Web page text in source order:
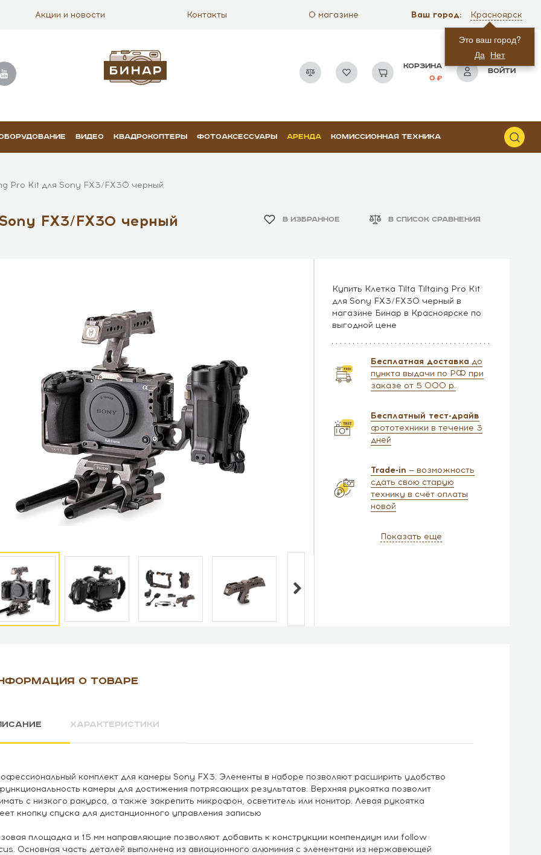
Акции и новости Контакты О магазине Ваш город:
Это ваш город?
Да Нет
Красноярск
КОРЗИНА
0
ВОЙТИ
ВИДЕО КВАДРОКОПТЕРЫ ФОТОАКСЕССУАРЫ АРЕНДА КОМИССИОННАЯ ТЕХНИКА
Pro Kit для Sony FX3/FX30 черный
FX3/FX30 черный В ИЗБРАННОЕ В СПИСОК СРАВНЕНИЯ
Купить Клетка Tilta Tiltaing Pro Kit
для Sony FX3/FX30 черный в
магазине Бинар в Красноярске по
выгодной цене
Бесплатная доставка до
пункта выдачи по РФ при
заказе от 5 000 р.
Бесплатный тест-драйв
фототехники в течение 3
дней
Trade-in — возможность
сдать свою старую
технику в счёт оплаты
новой
Показать еще
О ТОВАРЕ
ХАРАКТЕРИСТИКИ
комплект для камеры Sony FX3. Элементы в наборе позволяют расширить удобство
камеры для достижения потрясающих результатов. Верхняя рукоятка позволит
с низкого ракурса, а также закрепить микрофон, осветитель или монитор. Левая рукоятка
кнопку спуска для дистанционного управления записью
площадка и 15 мм направляющие позволяют добавить к конструкции компендиум или follow
Основная часть деталей выполнена из авиационного алюминия с элементами из нержавеющей